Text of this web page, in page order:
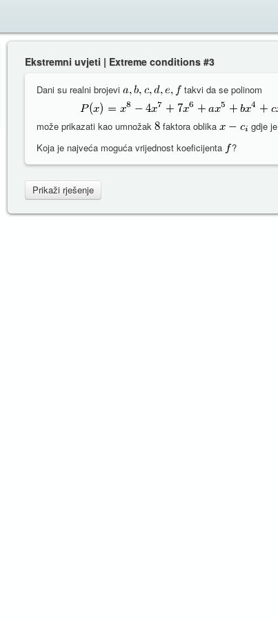
Ekstremni uvjeti | Extreme conditions #3
Dani su realni brojevi takvi da se polinom
može prikazati kao umnožak faktora oblika gdje je
Koja je najveća moguća vrijednost koeficijenta
?
Prikaži rješenje